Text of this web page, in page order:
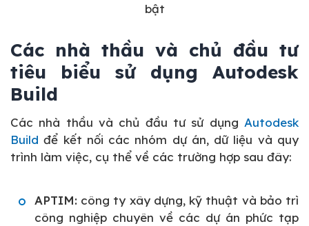
bật
Các nhà thầu và chủ đầu tư
tiêu biểu sử dụng Autodesk
Build
Các nhà thầu và chủ đầu tư sử dụng Autodesk
Build để kết nối các nhóm dự án, dữ liệu và quy
trình làm việc, cụ thể về các trường hợp sau đây:
APTIM: công ty xây dựng, kỹ thuật và bảo trì
công nghiệp chuyên về các dự án phức tạp